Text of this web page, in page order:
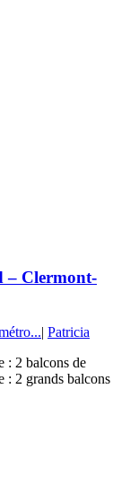
– Clermont-
| Patricia
: 2 balcons de
: 2 grands balcons